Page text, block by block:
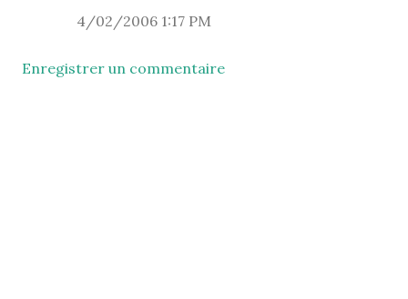
4/02/2006 1:17 PM
Enregistrer un commentaire